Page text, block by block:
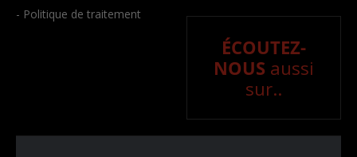
- Politique de traitement
ÉCOUTEZ-
NOUS aussi
sur..